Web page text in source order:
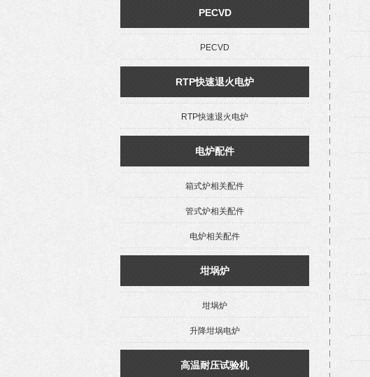
PECVD
PECVD
RTP快速退火电炉
RTP快速退火电炉
电炉配件
箱式炉相关配件
管式炉相关配件
电炉相关配件
坩埚炉
坩埚炉
升降坩埚电炉
高温耐压试验机